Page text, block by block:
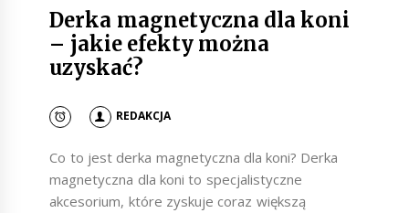
Derka magnetyczna dla koni
– jakie efekty można
uzyskać?
REDAKCJA
Co to jest derka magnetyczna dla koni? Derka
magnetyczna dla koni to specjalistyczne
akcesorium, które zyskuje coraz większą